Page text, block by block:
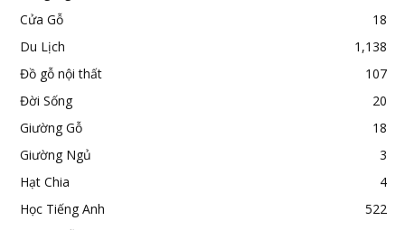
Cửa Gỗ
18
Du Lịch
1,138
Đồ gỗ nội thất
107
Đời Sống
20
Giường Gỗ
18
Giường Ngủ
3
Hạt Chia
4
Học Tiếng Anh
522